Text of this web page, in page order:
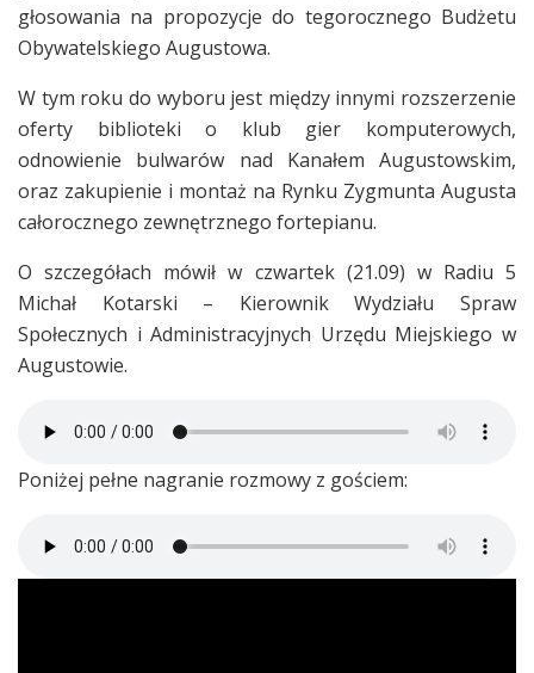
głosowania na propozycje do tegorocznego Budżetu
Obywatelskiego Augustowa.
W tym roku do wyboru jest między innymi rozszerzenie
oferty biblioteki o klub gier komputerowych,
odnowienie bulwarów nad Kanałem Augustowskim,
oraz zakupienie i montaż na Rynku Zygmunta Augusta
całorocznego zewnętrznego fortepianu.
O szczegółach mówił w czwartek (21.09) w Radiu 5
Michał Kotarski – Kierownik Wydziału Spraw
Społecznych i Administracyjnych Urzędu Miejskiego w
Augustowie.
Poniżej pełne nagranie rozmowy z gościem: